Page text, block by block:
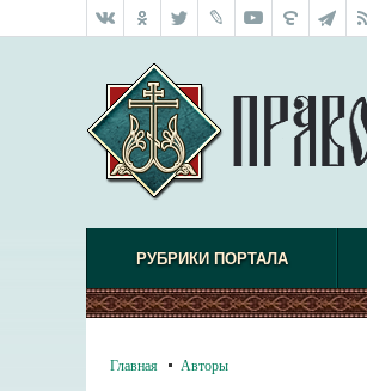
РУБРИКИ ПОРТАЛА
Главная Авторы